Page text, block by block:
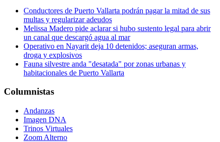
Conductores de Puerto Vallarta podrán pagar la mitad de sus
multas y regularizar adeudos
Melissa Madero pide aclarar si hubo sustento legal para abrir
un canal que descargó agua al mar
Operativo en Nayarit deja 10 detenidos; aseguran armas,
droga y explosivos
Fauna silvestre anda "desatada" por zonas urbanas y
habitacionales de Puerto Vallarta
Columnistas
Andanzas
Imagen DNA
Trinos Virtuales
Zoom Alterno